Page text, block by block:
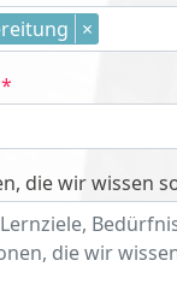
×
die wir wissen